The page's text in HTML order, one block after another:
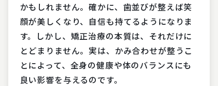
かもしれません。確かに、歯並びが整えば笑
顔が美しくなり、自信も持てるようになりま
す。しかし、矯正治療の本質は、それだけに
とどまりません。実は、かみ合わせが整うこ
とによって、全身の健康や体のバランスにも
良い影響を与えるのです。